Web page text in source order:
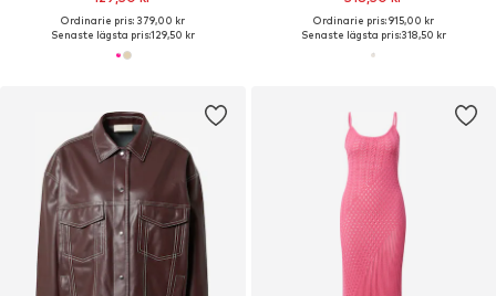
Ordinarie pris: 379,00 kr
Senaste lägsta pris:129,50 kr
Ordinarie pris: 915,00 kr
Senaste lägsta pris:318,50 kr